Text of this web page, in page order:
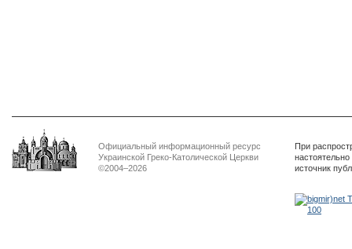
Официальный информационный ресурс
Украинской Греко-Католической Церкви
©2004–2026
При
источник